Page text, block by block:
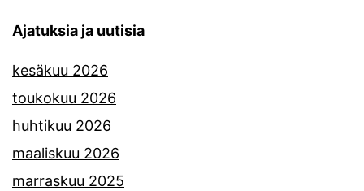
Ajatuksia ja uutisia
kesäkuu 2026
toukokuu 2026
huhtikuu 2026
maaliskuu 2026
marraskuu 2025